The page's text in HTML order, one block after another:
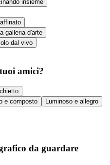
insieme
galleria d'arte
dal vivo
amici?
e composto
Luminoso e allegro
da guardare